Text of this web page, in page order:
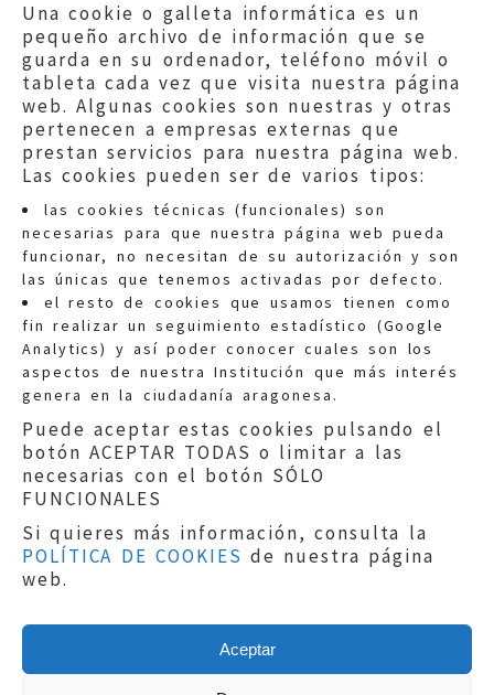
Una cookie o galleta informática es un
pequeño archivo de información que se
guarda en su ordenador, teléfono móvil o
tableta cada vez que visita nuestra página
web. Algunas cookies son nuestras y otras
pertenecen a empresas externas que
prestan servicios para nuestra página web.
Las cookies pueden ser de varios tipos:
las cookies técnicas (funcionales) son
necesarias para que nuestra página web pueda
funcionar, no necesitan de su autorización y son
las únicas que tenemos activadas por defecto.
el resto de cookies que usamos tienen como
fin realizar un seguimiento estadístico (Google
Analytics) y así poder conocer cuales son los
aspectos de nuestra Institución que más interés
genera en la ciudadanía aragonesa.
Puede aceptar estas cookies pulsando el
botón ACEPTAR TODAS o limitar a las
necesarias con el botón SÓLO
FUNCIONALES
Si quieres más información, consulta la
POLÍTICA DE COOKIES de nuestra página
web.
Aceptar
Quejas:quejas@eljusticiadearagon.es
Información general:
informacion@eljusticiadearagon.es
Teléfonos:900 210 210/
Aviso legal|Política de privacidad|
Protección de Datos
Política de cookies
Copyright © 2019El Justicia de Aragón|